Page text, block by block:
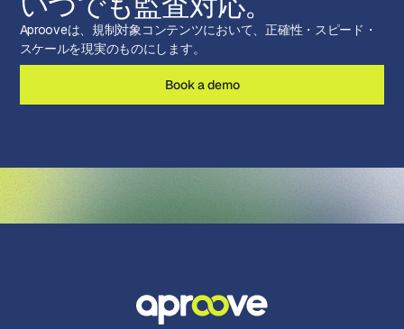
Aprooveは、規制対象コンテンツにおいて、正確性・スピード・
スケールを現実のものにします。
Book a demo